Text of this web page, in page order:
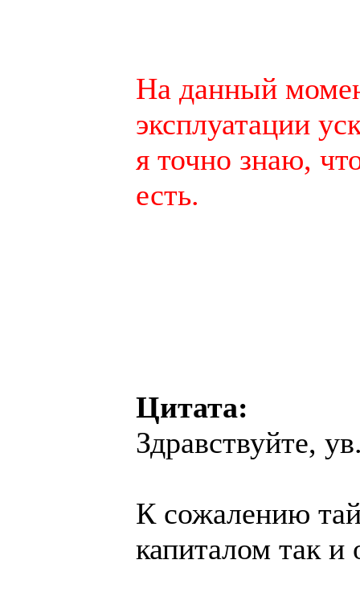
На данный
эксплуатации
я точно знаю,
есть.
Цитата:
Здравствуйте,
К сожалению
капиталом так и